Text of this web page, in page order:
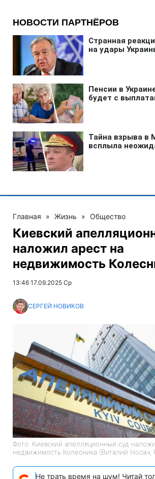
Главная » Жизнь » Общество
Киевский
наложил арест на
недвижимость
13:46 17.09.2025 Ср
СЕРГЕЙ НОВИКОВ
Фото: Киевский апелляционный суд
недвижимость Колесника (Виталий Носач,
Не трать время на шум! Читай